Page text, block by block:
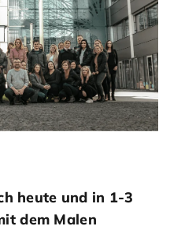
heute und in 1-3
dem Malen